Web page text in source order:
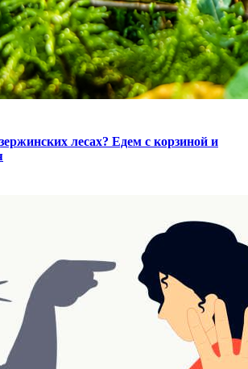
лесах? Едем с корзиной и